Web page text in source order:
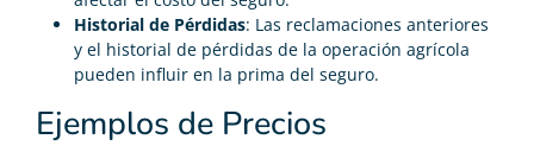
Historial de Pérdidas: Las reclamaciones anteriores
y el historial de pérdidas de la operación agrícola
pueden influir en la prima del seguro.
Ejemplos de Precios